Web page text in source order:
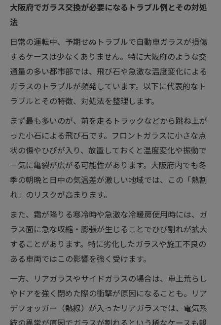
大阪府でガラス交換が必要になるトラブル例とその対処
法
日常の運転中、予期せぬトラブルで自動車ガラスが損傷
するケースは少なくありません。特に大阪府のような交
通量の多い都市部では、飛び石や急激な温度変化による
ガラスのトラブルが頻発しています。以下に代表的なト
ラブルとその特徴、対処法を整理します。
まず最も多いのが、前を走るトラックなどから跳ね上が
った小石による飛び石です。フロントガラスに小さな点
状の傷やひびが入り、放置しておくと温度変化や振動で
一気に亀裂が広がる可能性があります。大阪府内でも冬
季の朝晩と日中の気温差が激しい地域では、この「熱割
れ」のリスクが高まります。
また、霜が降りる寒冷時や急激な冷暖房使用時には、ガ
ラス面に急な収縮・膨張が生じることでひび割れが拡大
することがあります。特に劣化したガラスや施工不良の
ある車両ではこの影響を強く受けます。
一方、リアガラスやサイドガラスの場合は、車上荒らし
やドアを強く閉めた際の衝撃が原因になることも。リア
デフォッガー（熱線）が入ったリアガラスでは、電気系
統の異常が原因でガラスが割れるという稀なケースも報